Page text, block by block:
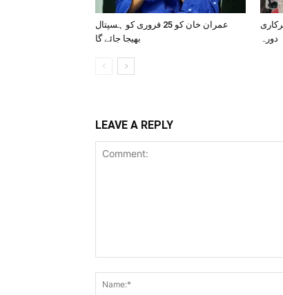
عمران خان کو 25 فروری کو ہسپتال
بھیجا جائے گا
دورہ
LEAVE A REPLY